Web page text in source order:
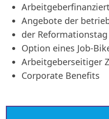
Angebote der
der
Option eines Job-
Arbeitgeberseitiger
Corporate Benefits